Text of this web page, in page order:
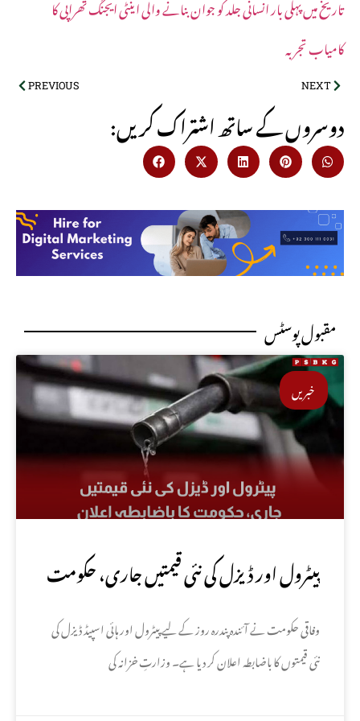
تاریخ میں پہلی بار انسانی جلد کو جوان بنانے والی اینٹی ایجنگ تھراپی کا
کامیاب تجربہ
PREVIOUS NEXT
:دوسروں کے ساتھ اشتراک کریں
مقبول پوسٹس
خبریں
پیٹرول اور ڈیزل کی نئی قیمتیں جاری، حکومت
کا باضابطہ اعلان
وفاقی حکومت نے آئندہ پندرہ روز کے لیے پیٹرول اور ہائی اسپیڈ ڈیزل کی
نئی قیمتوں کا باضابطہ اعلان کر دیا ہے۔ وزارتِ خزانہ کی